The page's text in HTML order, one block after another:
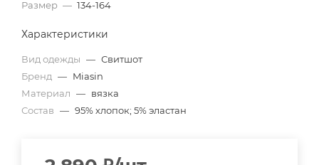
Размер — 134-164
Характеристики
Вид одежды — Свитшот
Бренд — Miasin
Материал — вязка
Состав — 95% хлопок; 5% эластан